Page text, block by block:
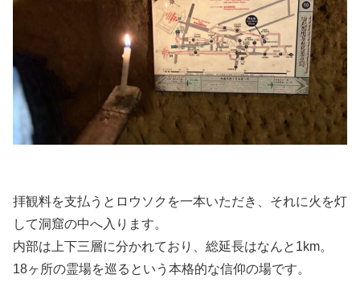
拝観料を支払うとロウソクを一本いただき、それに火を灯
して洞窟の中へ入ります。
内部は上下三層に分かれており、総延長はなんと1km。
18ヶ所の霊場を巡るという本格的な信仰の場です。